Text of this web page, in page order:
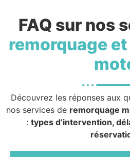
FAQ sur nos
remorquage
Découvrez les réponses aux
nos services de remorquage
: types d’intervention,